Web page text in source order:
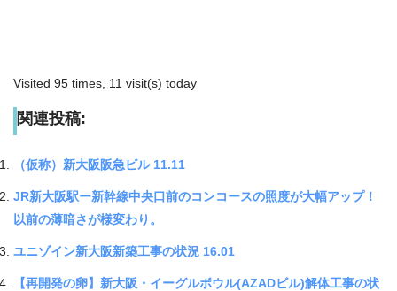
Visited 95 times, 11 visit(s) today
関連投稿:
（仮称）新大阪阪急ビル 11.11
JR新大阪駅ー新幹線中央口前のコンコースの照度が大幅アップ！
以前の薄暗さが様変わり。
ユニゾイン新大阪新築工事の状況 16.01
【再開発の卵】新大阪・イーグルボウル(AZADビル)解体工事の状